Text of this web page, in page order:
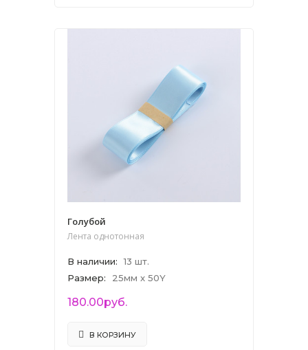
Голубой
Лента однотонная
В наличии:
13 шт.
Размер: 25мм x 50Y
180.00руб.
В КОРЗИНУ